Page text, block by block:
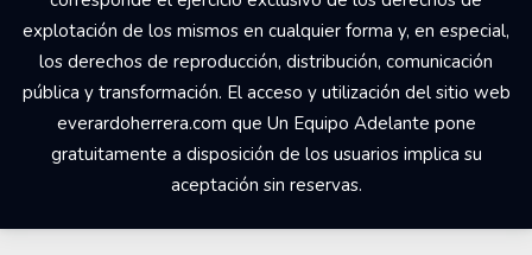
explotación de los mismos en cualquier forma y, en especial,
los derechos de reproducción, distribución, comunicación
pública y transformación. El acceso y utilización del sitio web
everardoherrera.com que Un Equipo Adelante pone
gratuitamente a disposición de los usuarios implica su
aceptación sin reservas.